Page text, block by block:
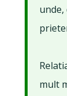
mult